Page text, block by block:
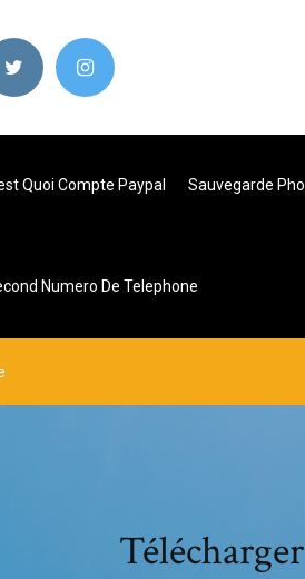
Quoi Compte Paypal Sauvegarde
Numero De Telephone